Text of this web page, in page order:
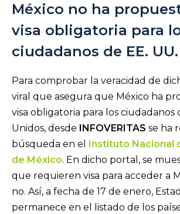
México no ha
visa obligatoria para
ciudadanos de EE. UU.
Para comprobar la veracidad de
viral que asegura que México ha
visa obligatoria para los ciudadanos
Unidos, desde
INFOVERITAS se ha
búsqueda en el
Instituto Nacional
de México. En dicho portal, se
que requieren visa para acceder a
no. Así, a fecha de 17 de enero,
permanece en el listado de los